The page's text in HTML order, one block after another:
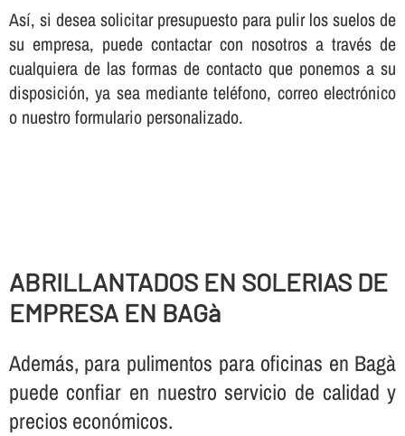
Así­, si desea solicitar presupuesto para pulir los suelos de
su empresa, puede contactar con nosotros a través de
cualquiera de las formas de contacto que ponemos a su
disposición, ya sea mediante teléfono, correo electrónico
o nuestro formulario personalizado.
ABRILLANTADOS EN SOLERIAS DE
EMPRESA EN BAGà
Además, para pulimentos para oficinas en Bagà
puede confiar en nuestro servicio de calidad y
precios económicos.